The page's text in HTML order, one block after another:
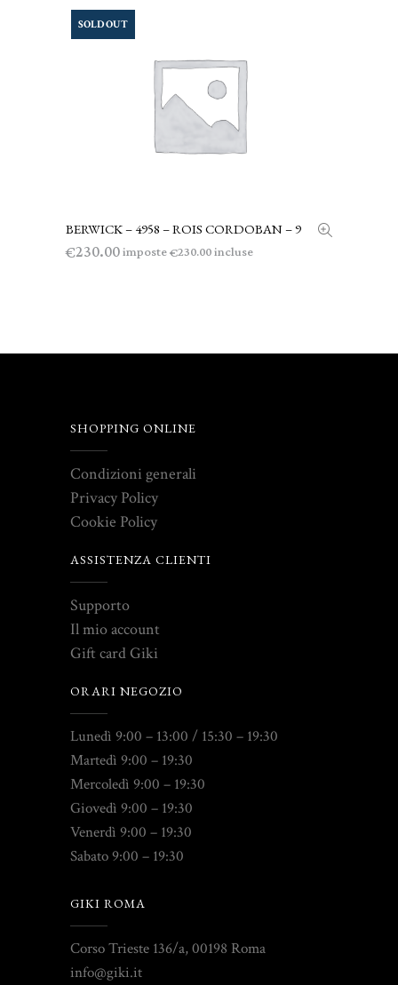
SOLD OUT
LEGGI TUTTO
BERWICK – 4958 – ROIS CORDOBAN – 9
€230.00imposte€230.00incluse
SHOPPING ONLINE
Condizioni generali
Privacy Policy
Cookie Policy
ASSISTENZA CLIENTI
Supporto
Il mio account
Gift card Giki
ORARI NEGOZIO
Lunedì 9:00 – 13:00 / 15:30 – 19:30
Martedì 9:00 – 19:30
Mercoledì 9:00 – 19:30
Giovedì 9:00 – 19:30
Venerdì 9:00 – 19:30
Sabato 9:00 – 19:30
GIKI ROMA
Corso Trieste 136/a, 00198 Roma
info@giki.it